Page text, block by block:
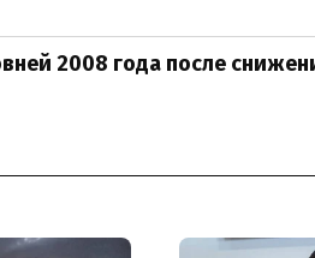
2008 года после